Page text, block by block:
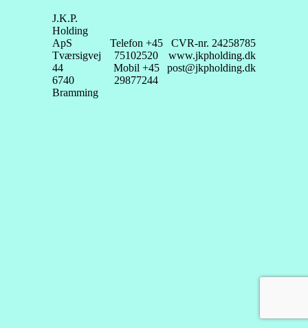
J.K.P.
Holding
ApS
Tværsigvej
44
6740
Bramming
Telefon +45
75102520
Mobil +45
29877244
CVR-nr. 24258785
www.jkpholding.dk
post@jkpholding.dk